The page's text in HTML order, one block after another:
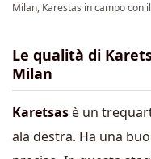
Milan, Karestas in campo con
Le qualità di
Milan
Karetsas è un
ala destra. Ha una